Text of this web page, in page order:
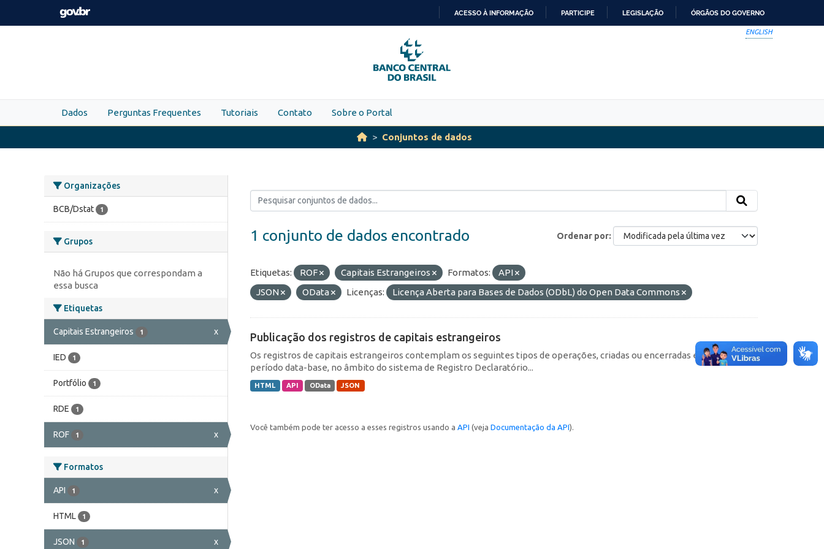
Skip to main content
PARA
O
CONTEÚDO
ACESSO À INFORMAÇÃO PARTICIPE LEGISLAÇÃO ÓRGÃOS DO GOVERNO
ENGLISH
Dados Perguntas Frequentes Tutoriais Contato Sobre o Portal
Conjuntos de dados
Organizações
BCB/Dstat 1
Grupos
Não há Grupos que correspondam a
essa busca
Etiquetas
Capitais Estrangeiros 1 x
IED 1
Portfólio 1
RDE 1
ROF 1 x
Formatos
API 1 x
HTML 1
JSON 1 x
Ordenar por
1 conjunto de dados encontrado
Etiquetas: ROF Capitais Estrangeiros Formatos:
API
JSON
OData Licenças: Licença Aberta para Bases de Dados (ODbL) do Open Data Commons
Publicação dos registros de capitais estrangeiros
Os registros de capitais estrangeiros contemplam os seguintes tipos de operações, criadas ou encerradas em cada
período data-base, no âmbito do sistema de Registro Declaratório...
HTML API OData JSON
Você também pode ter acesso a esses registros usando a API (veja Documentação da API).